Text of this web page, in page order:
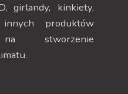
girlandy, kinkiety,
produktów
na stworzenie